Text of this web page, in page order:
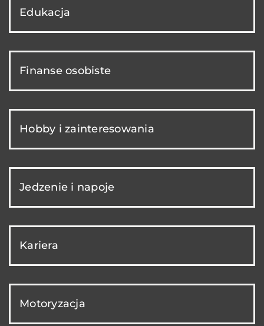
Edukacja
Finanse osobiste
Hobby i zainteresowania
Jedzenie i napoje
Kariera
Motoryzacja